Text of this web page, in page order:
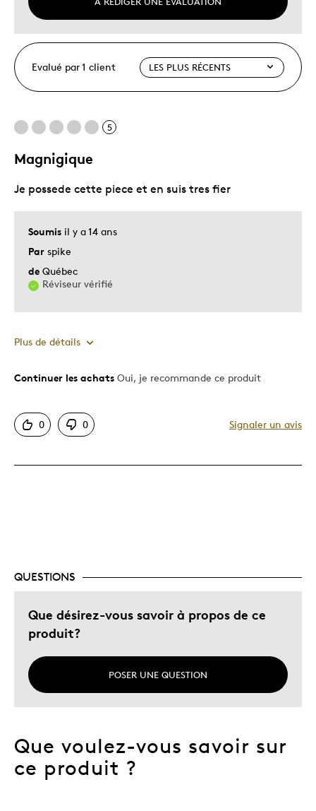
Evalué par 1 client
5
Magnigique
Soumis il y a 14 ans
Par spike
de Québec
Réviseur vérifié
Je possede cette piece et en suis tres fier
Plus de détails
Le pour
Continuer les achats Oui, je recommande ce produit
0 0 Signaler un avis
QUESTIONS
Que désirez-vous savoir à propos de ce
produit?
POSER UNE QUESTION
Que voulez-vous savoir sur
ce produit ?